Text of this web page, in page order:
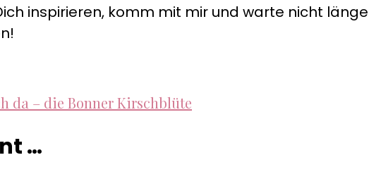
inspirieren, komm mit mir und warte nicht
da – die Bonner Kirschblüte
…